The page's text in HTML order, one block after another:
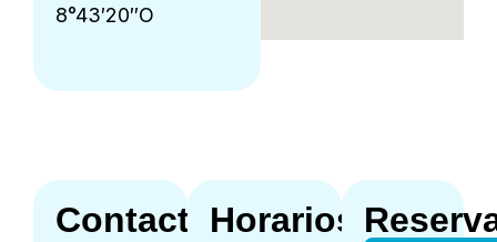
8°43′20″O
Contacto Horarios